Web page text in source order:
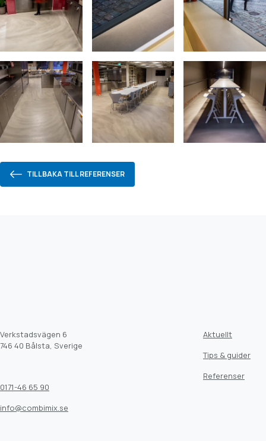
TILLBAKA TILL REFERENSER
Verkstadsvägen 6
746 40 Bålsta, Sverige
0171-46 65 90
info@combimix.se
Aktuellt
Tips & guider
Referenser